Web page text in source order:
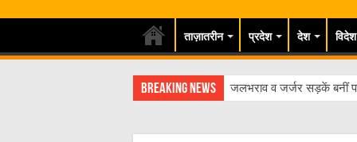
ताज़ातरीन प्रदेश देश विदेश
Breaking News जलभराव व जर्जर सड़कें बनीं